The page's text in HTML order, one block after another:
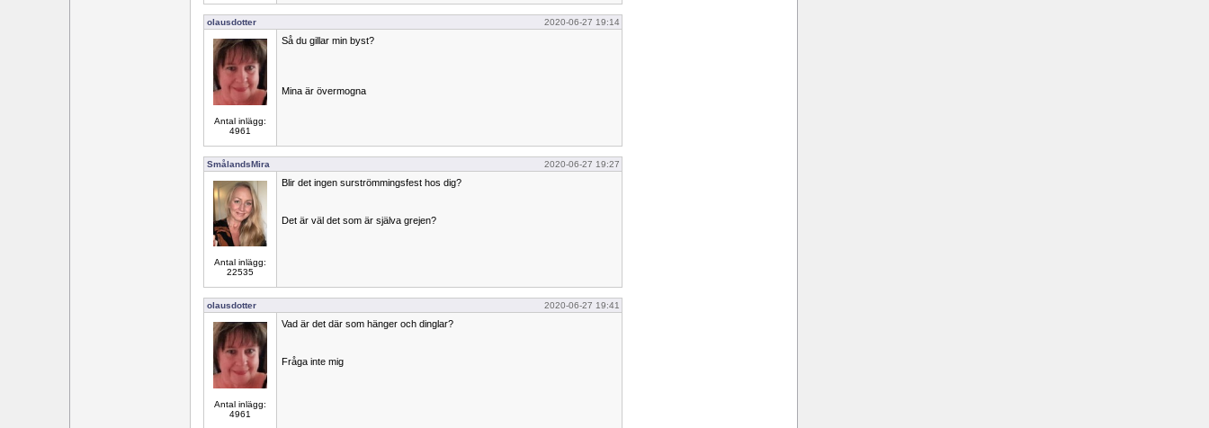
olausdotter 2020-06-27 19:14
Antal inlägg:
4961
Så du gillar min byst?
Mina är övermogna
SmålandsMira 2020-06-27 19:27
Antal inlägg:
22535
Blir det ingen surströmmingsfest hos dig?
Det är väl det som är själva grejen?
olausdotter 2020-06-27 19:41
Antal inlägg:
4961
Vad är det där som hänger och dinglar?
Fråga inte mig